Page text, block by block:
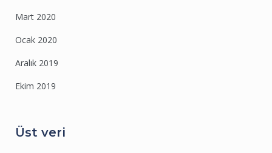
Mart 2020
Ocak 2020
Aralık 2019
Ekim 2019
Üst veri